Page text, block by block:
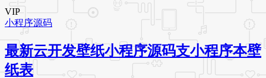
VIP
小程序源码
最新云开发壁纸小程序源码支小程序本壁
纸表